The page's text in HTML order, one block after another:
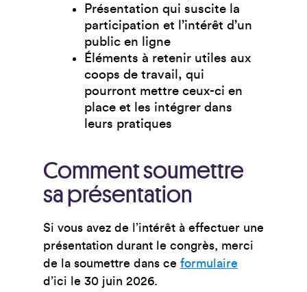
Présentation qui suscite la
participation et l’intérêt d’un
public en ligne
Éléments à retenir utiles aux
coops de travail, qui
pourront mettre ceux-ci en
place et les intégrer dans
leurs pratiques
Comment soumettre
sa présentation
Si vous avez de l’intérêt à effectuer une
présentation durant le congrès, merci
de la soumettre dans ce formulaire
d’ici le 30 juin 2026.